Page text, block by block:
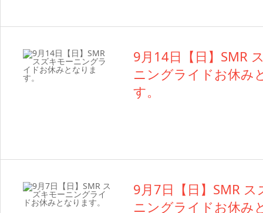
9月14日【日】SMR
ニングライドお休み
す。
9月7日【日】SMR ス
ニングライドお休み